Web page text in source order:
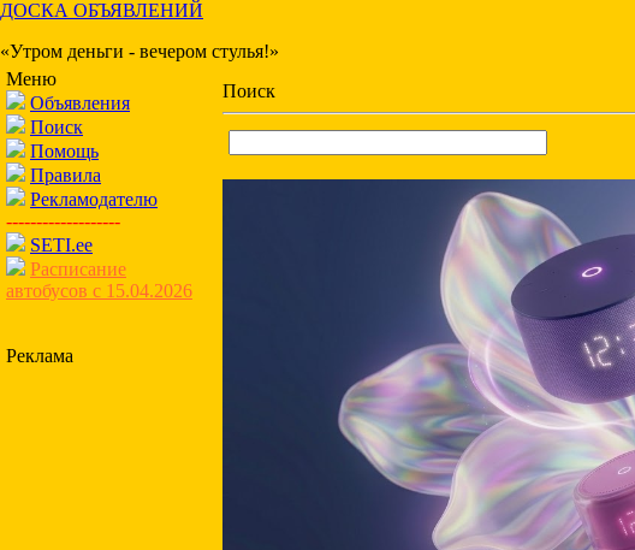
ДОСКА ОБЪЯВЛЕНИЙ
«Утром деньги - вечером стулья!»
Меню
Объявления
Поиск
Помощь
Правила
Рекламодателю
-------------------
SETI.ee
Расписание
автобусов с 15.04.2026
Реклама
Поиск